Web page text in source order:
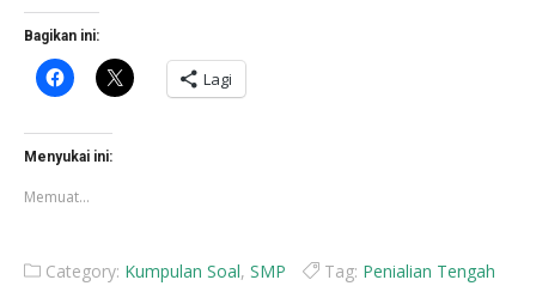
Bagikan ini:
Klik
untuk
Facebook(Membuka
di
jendela
baru)
Klik
untuk
berbagi
Lagi
Menyukai ini:
Memuat...
Category: Kumpulan Soal, SMP Tag: Penialian Tengah